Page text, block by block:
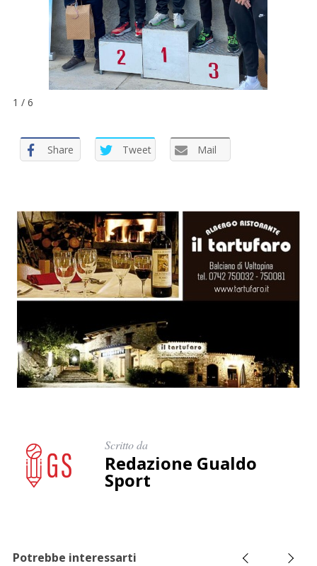
1 / 6
Share Tweet Mail
Scritto da
Redazione Gualdo
Sport
Potrebbe interessarti